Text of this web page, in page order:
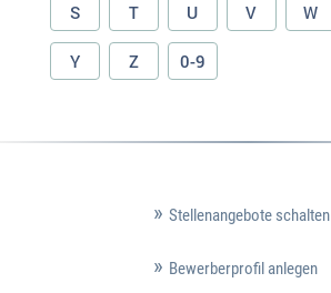
S T U V W
Y Z 0-9
Stellenangebote schalten
Bewerberprofil anlegen